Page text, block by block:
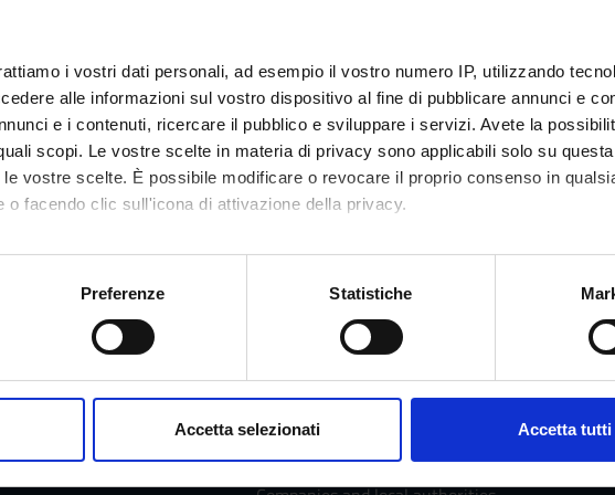
i vostri dati personali, ad esempio il vostro numero IP, utilizzando
alle informazioni sul vostro dispositivo al fine di pubblicare annunci e
e i contenuti, ricercare il pubblico e sviluppare i servizi. Avete la
scopi. Le vostre scelte in materia di privacy sono applicabili solo su
vostre scelte. È possibile modificare o revocare il proprio consenso in
o facendo clic sull'icona di attivazione della privacy.
anche:
sulla tua posizione geografica, con un'approssimazione di qualche metro,
in qualsiasi momento dalla Dichiarazione sui cookie.
Preferenze Statistiche
Accetta selezionati Accetta tutti
Language
Italian
Location
VERONA
Services and Faq
Prospective students
Students